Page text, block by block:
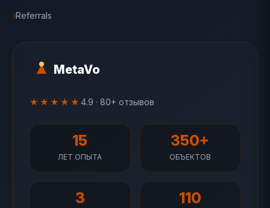
MetaVo
★★★★★ 4.9 · 80+ отзывов
15
ЛЕТ ОПЫТА
350+
ОБЪЕКТОВ
3 110
Referrals